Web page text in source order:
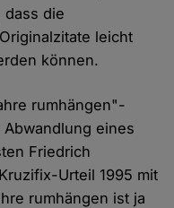
dass die
leicht
können.
rumhängen"-
eines
Friedrich
Urteil 1995 mit
rumhängen ist ja